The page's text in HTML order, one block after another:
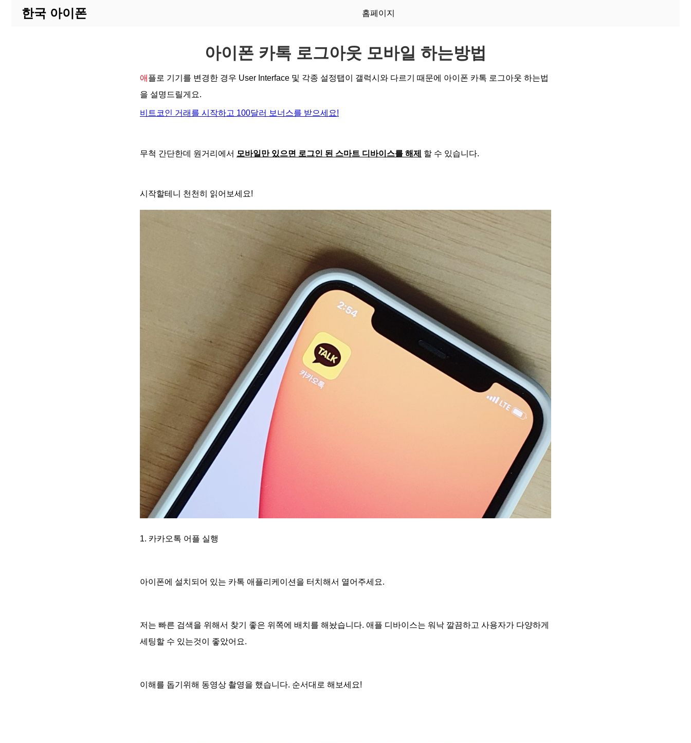
한국 아이폰 홈페이지
아이폰 카톡 로그아웃 모바일 하는방법
애 플로 기기를 변경한 경우 User Interface 및 각종 설정탭이 갤럭시와 다르기 때문에 아이폰 카톡 로그아웃 하는법
을 설명드릴게요.
비트코인 거래를 시작하고 100달러 보너스를 받으세요!
무척 간단한데 원거리에서 모바일만 있으면 로그인 된 스마트 디바이스를 해제 할 수 있습니다.
시작할테니 천천히 읽어보세요!
1. 카카오톡 어플 실행
아이폰에 설치되어 있는 카톡 애플리케이션을 터치해서 열어주세요.
저는 빠른 검색을 위해서 찾기 좋은 위쪽에 배치를 해놨습니다. 애플 디바이스는 워낙 깔끔하고 사용자가 다양하게
세팅할 수 있는것이 좋았어요.
이해를 돕기위해 동영상 촬영을 했습니다. 순서대로 해보세요!